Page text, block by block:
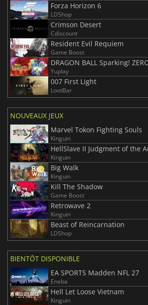
Forza Horizon 6
LDShop
Crimson Desert
Cdiscount
Resident Evil Requiem
Game Boost
Yuplay
007 First Light
LootBar
NOUVEAUX JEUX
Marvel Tokon Fighting Souls
Kinguin
HellSlave II Judgment of the
Kinguin
Big Walk
Kinguin
Kill The Shadow
Game Boost
Retrowave 2
Kinguin
Beast of Reincarnation
LDShop
BIENTÔT DISPONIBLE
EA SPORTS Madden NFL 27
Eneba
Hell Let Loose Vietnam
Kinguin